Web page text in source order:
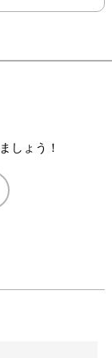
しょう！